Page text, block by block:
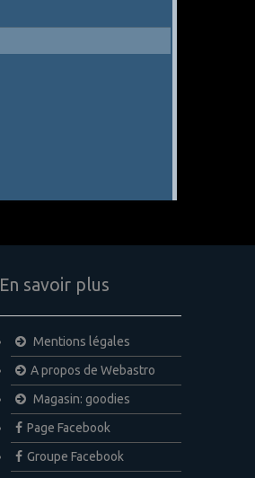
En savoir plus
Mentions légales
A propos de Webastro
Magasin: goodies
Page Facebook
Groupe Facebook